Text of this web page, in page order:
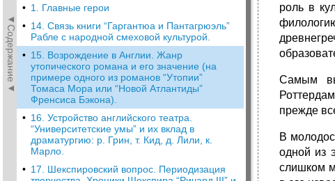
◄Содержание◄
• 1. Главные герои
• 14. Связь книги “Гаргантюа и Пантагрюэль”
Рабле с народной смеховой культурой.
• 15. Возрождение в Англии. Жанр
утопического романа и его значение (на
примере одного из романов “Утопии”
Томаса Мора или “Новой Атлантиды”
Френсиса Бэкона).
• 16. Устройство английского театра.
“Университетские умы” и их вклад в
драматургию: р. Грин, т. Кид, д. Лили, к.
Марло.
• 17. Шекспировский вопрос. Периодизация
роль в
Самым
прежде
В
одной из
слишком